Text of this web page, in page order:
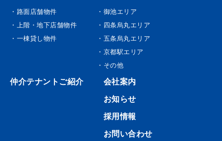
・路面店舗物件
・上階・地下店舗物件
・一棟貸し物件
・御池エリア
・四条烏丸エリア
・五条烏丸エリア
・京都駅エリア
・その他
仲介テナントご紹介
会社案内
お知らせ
採用情報
お問い合わせ